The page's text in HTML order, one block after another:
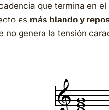
que termina en el
es más blando y
no genera la tensión